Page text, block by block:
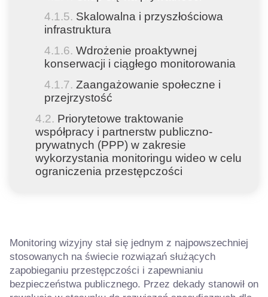
Skalowalna i przyszłościowa
infrastruktura
Wdrożenie proaktywnej
konserwacji i ciągłego monitorowania
Zaangażowanie społeczne i
przejrzystość
Priorytetowe traktowanie
współpracy i partnerstw publiczno-
prywatnych (PPP) w zakresie
wykorzystania monitoringu wideo w celu
ograniczenia przestępczości
Monitoring wizyjny stał się jednym z najpowszechniej
stosowanych na świecie rozwiązań służących
zapobieganiu przestępczości i zapewnianiu
bezpieczeństwa publicznego. Przez dekady stanowił on